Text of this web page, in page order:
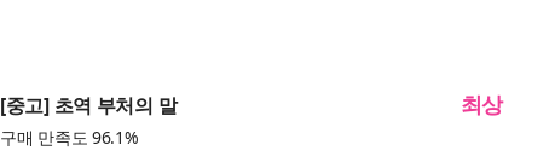
[중고] 초역 부처의 말
구매 만족도 96.1%
최상